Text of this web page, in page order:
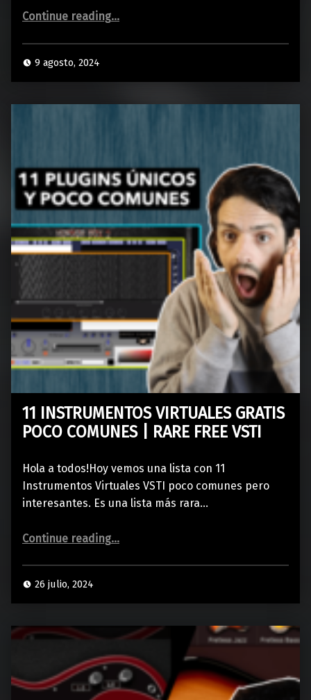
Continue reading“12 PLUGINS VST RAROS que TE VAN A SORPRENDER | FREE WEIRD PLUGINS”
…
9 agosto, 2024
11 INSTRUMENTOS VIRTUALES GRATIS
POCO COMUNES | RARE FREE VSTI
Hola a todos!Hoy vemos una lista con 11
Instrumentos Virtuales VSTI poco comunes pero
interesantes. Es una lista más rara…
Continue reading“11 INSTRUMENTOS VIRTUALES GRATIS POCO COMUNES | RARE FREE VSTI”
…
26 julio, 2024